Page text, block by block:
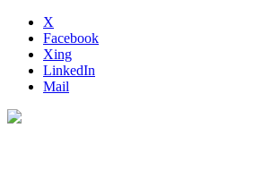
X
Facebook
Xing
LinkedIn
Mail